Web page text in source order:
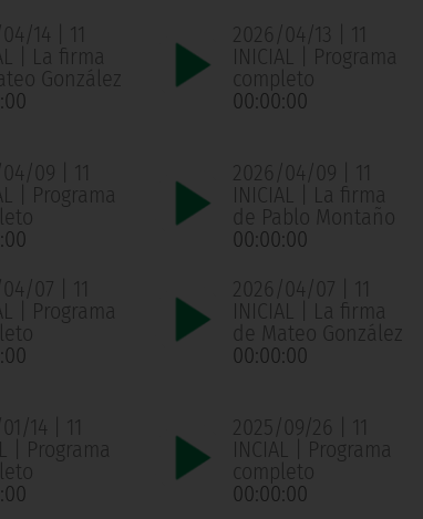
14 | 11
| La firma
González
2026/04/13 | 11
INICIAL | Programa
completo
00:00:00
09 | 11
| Programa
2026/04/09 | 11
INICIAL | La firma
de Pablo Montaño
00:00:00
07 | 11
| Programa
2026/04/07 | 11
INICIAL | La firma
de Mateo González
00:00:00
14 | 11
| Programa
2025/09/26 | 11
INCIAL | Programa
completo
00:00:00